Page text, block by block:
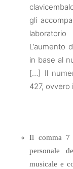
gli
L’aumento
in base al
[…] Il
427, ovvero
Il comma 7
personale
musicale e